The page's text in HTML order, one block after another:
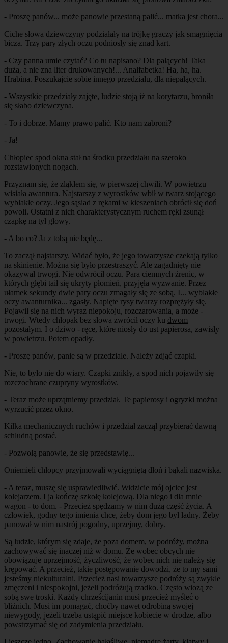
- Proszę panów... może panowie przestaną palić... matka jest chora...
Ciche słowa dziewczyny podziałały na trójkę graczy jak smagnięcia
bicza. Trzy pary złych oczu podniosły się znad kart.
- Czy panna umie czytać? Co tu napisano? Dla palących! Taka
duża, a nie zna liter drukowanych!... Analfabetka! Ha, ha, ha.
Hrabina. Poszukajcie sobie innego przedziału, dla niepalących.
- Wszystkie przedziały zajęte, ludzie stoją iż na korytarzu, broniła
się słabo dziewczyna.
- To i dobrze. Mamy prawo palić. Kto nam zabroni?
- Ja!
Chłopiec spod okna stał na środku przedziału na szeroko
rozstawionych nogach.
Przyznam się, że zląkłem się, w pierwszej chwili. W powietrzu
wisiała awantura. Najstarszy z wyrostków wbił w twarz stojącego
wyblakłe oczy. Jego sąsiad z rękami w kieszeniach obrócił się doń
powoli. Ostatni z nich charakterystycznym ruchem ręki zsunął
czapkę na tył głowy.
- A bo co? Ja z tobą nie będę...
To zaczął najstarszy. Widać było, że jego towarzysze czekają tylko
na skinienie. Można się było przestraszyć. Ale zagadnięty nie
okazywał trwogi. Nie odwrócił oczu. Para ciemnych źrenic, w
których głębi taił się ukryty płomień, przyjęła wyzwanie. Przez
ułamek sekundy dwie pary oczu zmagały się ze sobą. I... wyblakłe
oczy awanturnika... zgasły. Napięte rysy twarzy rozprężyły się.
Pojawił się na nich wyraz niepokoju, rozczarowania, a może -
trwogi. Wtedy chłopak bez słowa zwrócił oczy ku dwom
pozostałym. I o dziwo - ręce, które niosły do ust papierosa, zawisły
w powietrzu. Potem opadły.
- Proszę panów, panie są w przedziale. Należy zdjąć czapki.
Nie, to było nie do wiary. Czapki znikły, a spod nich pojawiły się
rozczochrane czupryny wyrostków.
- Teraz może uprzątniemy przedział. Te papierosy i ogryzki można
wyrzucić przez okno.
Kilka mechanicznych ruchów i przedział zaczął przybierać dawną
schludną postać.
- Pozwolą panowie, że się przedstawię...
Oniemieli chłopcy przyjmowali wyciągniętą dłoń i bąkali nazwiska.
- A teraz, muszę się usprawiedliwić. Widzicie mój ojciec jest
kolejarzem. I ja kończę szkołę kolejową. Dla niego i dla mnie
wagon - to dom. - Przecież spędzamy w nim dużą część życia. A
człowiek, godny tego imienia chce, żeby dom jego był ładny. Żeby
panował w nim nastrój pogodny, uprzejmy, dobry.
Są ludzie, którym się zdaje, że poza domem, w podróży, można
zachowywać się inaczej niż w domu. Że wobec obcych nie
obowiązuje uprzejmość, życzliwość, że wobec nich nie należy się
krępować. A przecież, takie postępowanie dowodzi, że to my sami
jesteśmy niekulturalni. Przecież nasi towarzysze podróży są zwykle
zmęczeni i niespokojni, jeżeli podróżują rzadko. Często wiozą ze
sobą swe troski. Każdy chrześcijanin musi przecież myśleć o
bliźnich. Musi im pomagać, choćby nawet odrobiną swojej
niewygody, jeżeli trzeba ustąpić miejsce kobiecie w drodze, albo
powstrzymać się od zadymienia przedziału.